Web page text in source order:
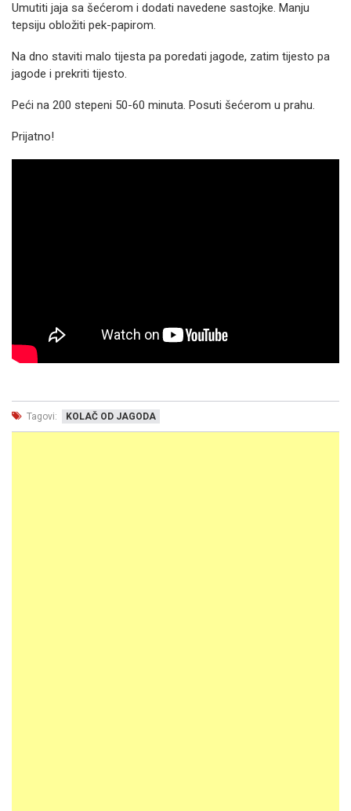
Umutiti jaja sa šećerom i dodati navedene sastojke. Manju
tepsiju obložiti pek-papirom.
Na dno staviti malo tijesta pa poredati jagode, zatim tijesto pa
jagode i prekriti tijesto.
Peći na 200 stepeni 50-60 minuta. Posuti šećerom u prahu.
Prijatno!
Tagovi: KOLAČ OD JAGODA